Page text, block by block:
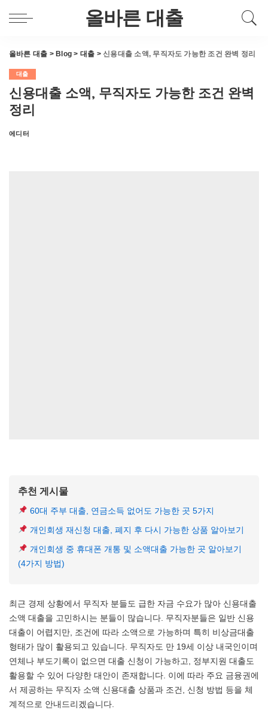
올바른 대출
올바른 대출 > Blog > 대출 >신용대출 소액, 무직자도 가능한 조건 완벽 정리
대출
신용대출 소액, 무직자도 가능한 조건 완벽
정리
Posted
에디터
추천 게시물
60대 주부 대출, 연금소득 없어도 가능한 곳 5가지
개인회생 재신청 대출, 폐지 후 다시 가능한 상품 알아보기
개인회생 중 휴대폰 개통 및 소액대출 가능한 곳 알아보기
(4가지 방법)
최근 경제 상황에서 무직자 분들도 급한 자금 수요가 많아 신용대출
소액 대출을 고민하시는 분들이 많습니다. 무직자분들은 일반 신용
대출이 어렵지만, 조건에 따라 소액으로 가능하며 특히 비상금대출
형태가 많이 활용되고 있습니다. 무직자도 만 19세 이상 내국인이며
연체나 부도기록이 없으면 대출 신청이 가능하고, 정부지원 대출도
활용할 수 있어 다양한 대안이 존재합니다. 이에 따라 주요 금융권에
서 제공하는 무직자 소액 신용대출 상품과 조건, 신청 방법 등을 체
계적으로 안내드리겠습니다.